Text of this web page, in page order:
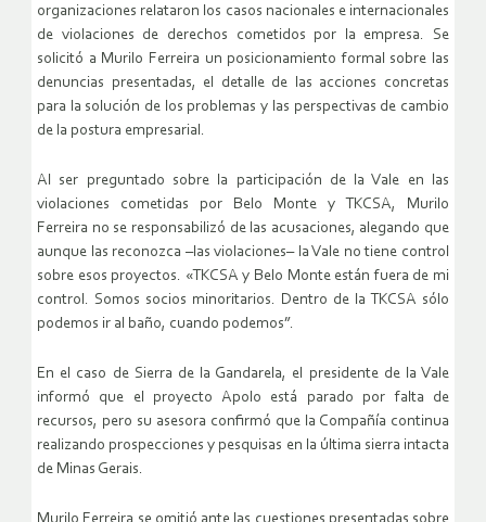
organizaciones relataron los casos nacionales e internacionales
de violaciones de derechos cometidos por la empresa. Se
solicitó a Murilo Ferreira un posicionamiento formal sobre las
denuncias presentadas, el detalle de las acciones concretas
para la solución de los problemas y las perspectivas de cambio
de la postura empresarial.
Al ser preguntado sobre la participación de la Vale en las
violaciones cometidas por Belo Monte y TKCSA, Murilo
Ferreira no se responsabilizó de las acusaciones, alegando que
aunque las reconozca –las violaciones– la Vale no tiene control
sobre esos proyectos. «TKCSA y Belo Monte están fuera de mi
control. Somos socios minoritarios. Dentro de la TKCSA sólo
podemos ir al baño, cuando podemos”.
En el caso de Sierra de la Gandarela, el presidente de la Vale
informó que el proyecto Apolo está parado por falta de
recursos, pero su asesora confirmó que la Compañía continua
realizando prospecciones y pesquisas en la última sierra intacta
de Minas Gerais.